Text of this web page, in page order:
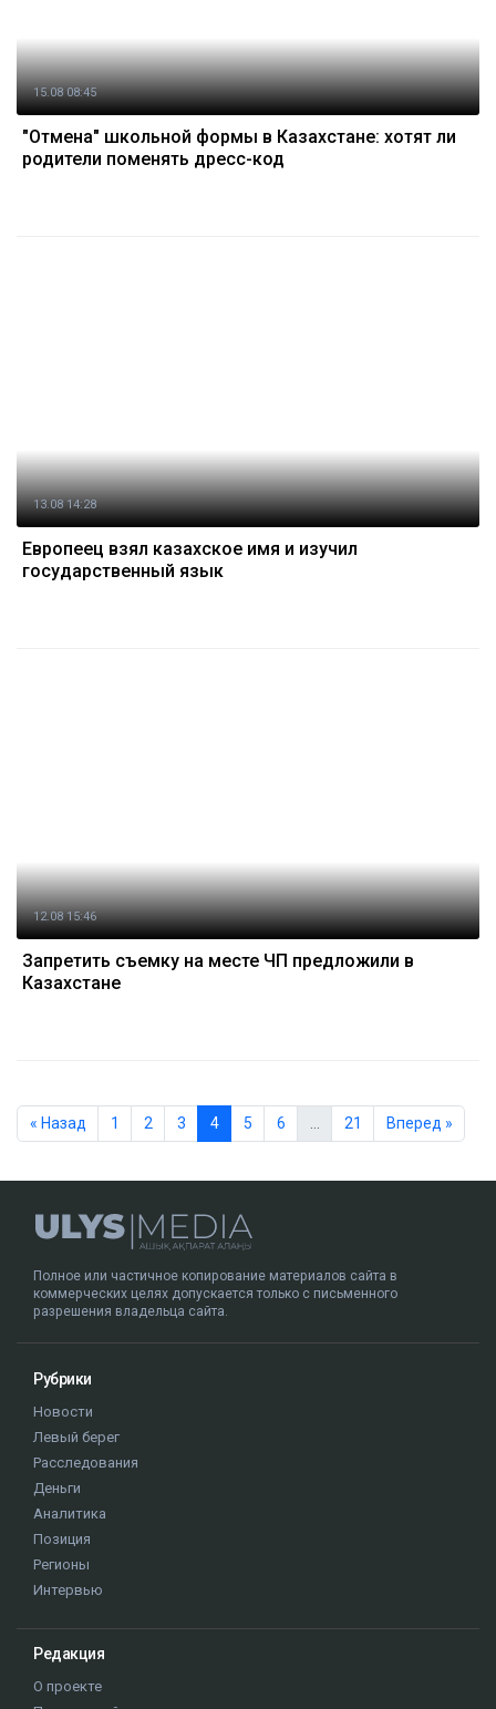
15.08 08:45
"Отмена" школьной формы в Казахстане: хотят ли
родители поменять дресс-код
13.08 14:28
Европеец взял казахское имя и изучил
государственный язык
12.08 15:46
Запретить съемку на месте ЧП предложили в
Казахстане
« Назад 1 2 3 4 5 6 … 21 Вперед »
Полное или частичное копирование материалов сайта в
коммерческих целях допускается только с письменного
разрешения владельца сайта.
Рубрики
Новости
Левый берег
Расследования
Деньги
Аналитика
Позиция
Регионы
Интервью
Редакция
О проекте